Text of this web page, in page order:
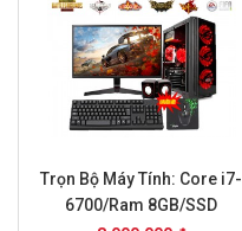
Trọn Bộ Máy Tính: Core i7-
6700/Ram 8GB/SSD